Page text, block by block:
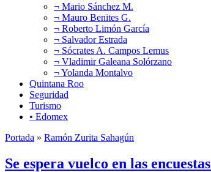
¬ Mario Sánchez M.
¬ Mauro Benites G.
¬ Roberto Limón García
¬ Salvador Estrada
¬ Sócrates A. Campos Lemus
¬ Vladimir Galeana Solórzano
¬ Yolanda Montalvo
Quintana Roo
Seguridad
Turismo
• Edomex
Portada » Ramón Zurita Sahagún
Se espera vuelco en las encuestas